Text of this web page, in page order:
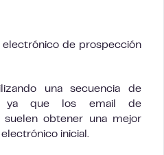
electrónico de prospección
una secuencia de
ya que los email de
obtener una mejor
inicial.